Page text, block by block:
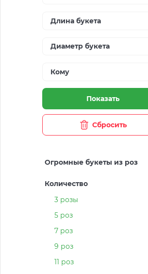
Длина букета
Диаметр букета
Кому
Показать
Сбросить
Огромные букеты из роз
Количество
3 розы
5 роз
7 роз
9 роз
11 роз